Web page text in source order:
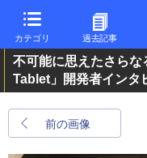
カテゴリ 過去記事
不可能に思えたさら
Tablet」開発者インタ
前の画像